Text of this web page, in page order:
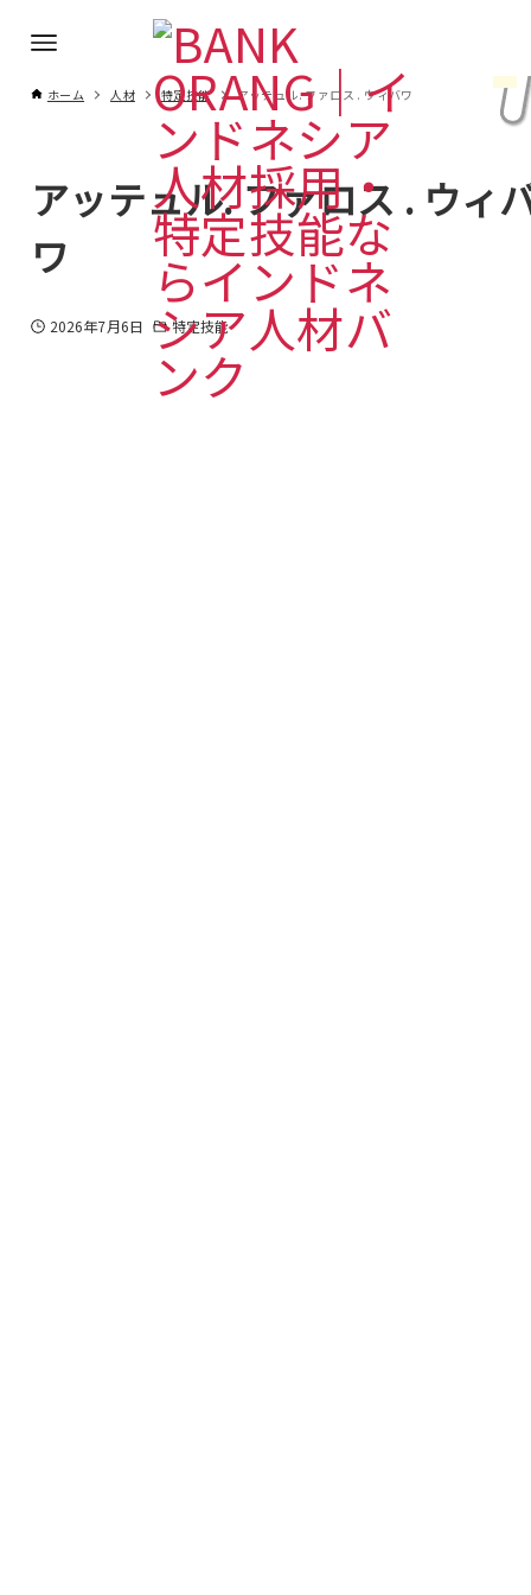
ホーム 人材 特定技能 アッテュル. ファロス . ウィバワ
アッテュル. ファロス . ウィ
ワ
2026年7月6日 特定技能